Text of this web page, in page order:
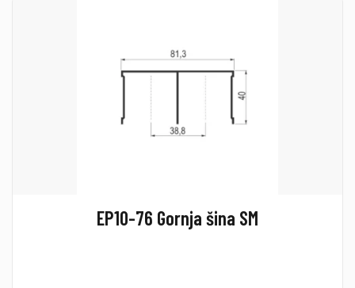
EP10-76 Gornja šina SM